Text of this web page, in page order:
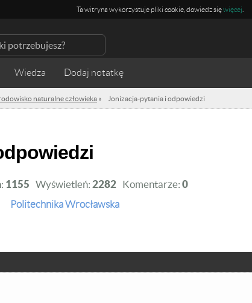
Ta witryna wykorzystuje pliki cookie, dowiedz sięwięcej
Wiedza
naturalne człowieka » Jonizacja-pytania i odpowiedzi
1155 Wyświetleń: 2282 Komentarze: 0
Politechnika Wrocławska